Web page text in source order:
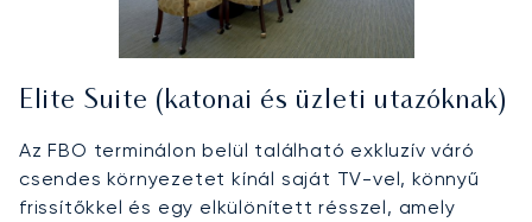
Elite Suite (katonai és üzleti utazóknak)
Az FBO terminálon belül található exkluzív váró
csendes környezetet kínál saját TV-vel, könnyű
frissítőkkel és egy elkülönített résszel, amely